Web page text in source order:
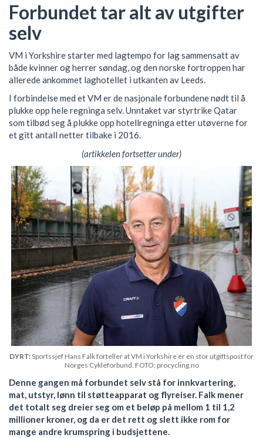
Forbundet tar alt av utgifter
selv
VM i Yorkshire starter med lagtempo for lag sammensatt av
både kvinner og herrer søndag, og den norske fortroppen har
allerede ankommet laghotellet i utkanten av Leeds.
I forbindelse med et VM er de nasjonale forbundene nødt til å
plukke opp hele regninga selv. Unntaket var styrtrike Qatar
som tilbød seg å plukke opp hotellregninga etter utøverne for
et gitt antall netter tilbake i 2016.
(artikkelen fortsetter under)
DYRT:Sportssjef Hans Falk forteller at VM i Yorkshire er en stor utgiftspost for
Norges Cykleforbund. FOTO: procycling.no
Denne gangen må forbundet selv stå for innkvartering,
mat, utstyr, lønn til støtteapparat og flyreiser. Falk mener
det totalt seg dreier seg om et beløp på mellom 1 til 1,2
millioner kroner, og da er det rett og slett ikke rom for
mange andre krumspring i budsjettene.